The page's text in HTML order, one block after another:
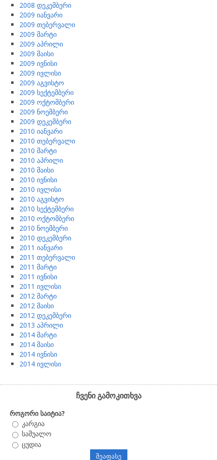
2008 დეკემბერი
2009 იანვარი
2009 თებერვალი
2009 მარტი
2009 აპრილი
2009 მაისი
2009 ივნისი
2009 ივლისი
2009 აგვისტო
2009 სექტემბერი
2009 ოქტომბერი
2009 ნოემბერი
2009 დეკემბერი
2010 იანვარი
2010 თებერვალი
2010 მარტი
2010 აპრილი
2010 მაისი
2010 ივნისი
2010 ივლისი
2010 აგვისტო
2010 სექტემბერი
2010 ოქტომბერი
2010 ნოემბერი
2010 დეკემბერი
2011 იანვარი
2011 თებერვალი
2011 მარტი
2011 ივნისი
2011 ივლისი
2012 მარტი
2012 მაისი
2012 დეკემბერი
2013 აპრილი
2014 მარტი
2014 მაისი
2014 ივნისი
2014 ივლისი
ჩვენი გამოკითხვა
როგორი საიტია?
კარგია
საშუალო
ცუდია